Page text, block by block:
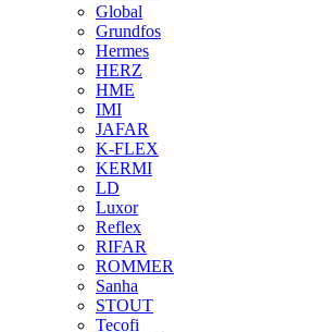
Global
Grundfos
Hermes
HERZ
HME
IMI
JAFAR
K-FLEX
KERMI
LD
Luxor
Reflex
RIFAR
ROMMER
Sanha
STOUT
Tecofi